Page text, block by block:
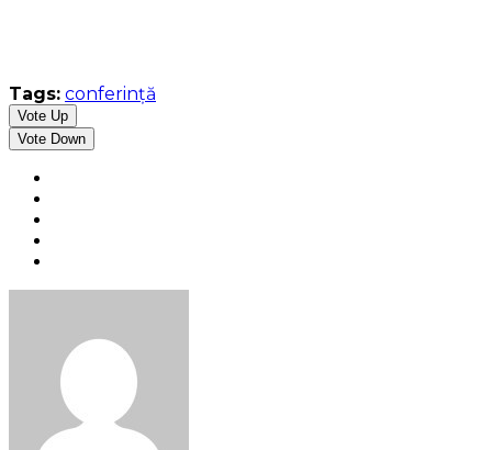
Tags: conferinţă
Vote Up
Vote Down